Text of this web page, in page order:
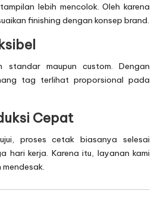
lebih mencolok. Oleh karena
finishing dengan konsep brand.
standar maupun custom. Dengan
tag terlihat proporsional pada
Cepat
proses cetak biasanya selesai
hari kerja. Karena itu, layanan kami